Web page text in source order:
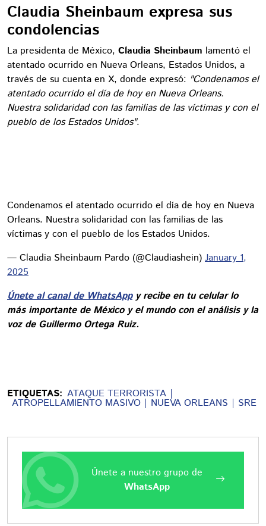
Claudia Sheinbaum expresa sus
condolencias
La presidenta de México, Claudia Sheinbaum lamentó el
atentado ocurrido en Nueva Orleans, Estados Unidos, a
través de su cuenta en X, donde expresó: "Condenamos el
atentado ocurrido el día de hoy en Nueva Orleans.
Nuestra solidaridad con las familias de las víctimas y con el
pueblo de los Estados Unidos".
Condenamos el atentado ocurrido el día de hoy en Nueva
Orleans. Nuestra solidaridad con las familias de las
víctimas y con el pueblo de los Estados Unidos.
— Claudia Sheinbaum Pardo (@Claudiashein) January 1,
2025
Únete al canal de WhatsAppy recibe en tu celular lo
más importante de México y el mundo con el análisis y la
voz de Guillermo Ortega Ruiz.
ETIQUETAS: ATAQUE TERRORISTA
ATROPELLAMIENTO MASIVO NUEVA ORLEANS SRE
Únete a nuestro grupo de
WhatsApp